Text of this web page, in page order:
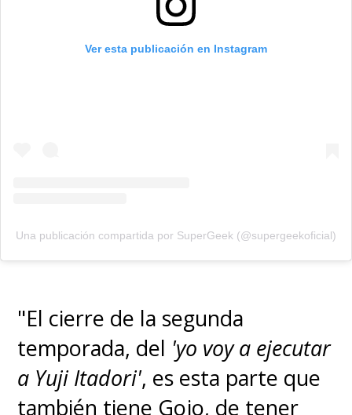
Ver esta publicación en Instagram
Una publicación compartida por SuperGeek (@supergeekoficial)
"El cierre de la segunda
temporada, del 'yo voy a ejecutar
a Yuji Itadori', es esta parte que
también tiene Gojo, de tener